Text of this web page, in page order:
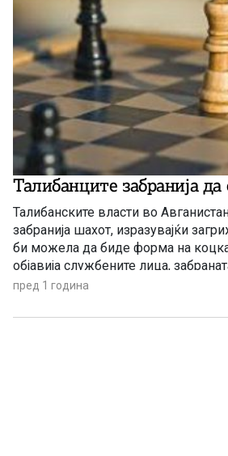
Талибанците забранија
Талибанските власти во
забранија шахот, изразувајќи
би можела да биде форма на
објавија службените лица,
до понатамошно известување,
закон“. Шахот е најновиот во
пред 1 година